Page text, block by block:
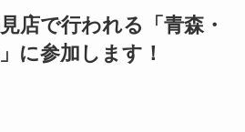
店で行われる「青森・
に参加します！